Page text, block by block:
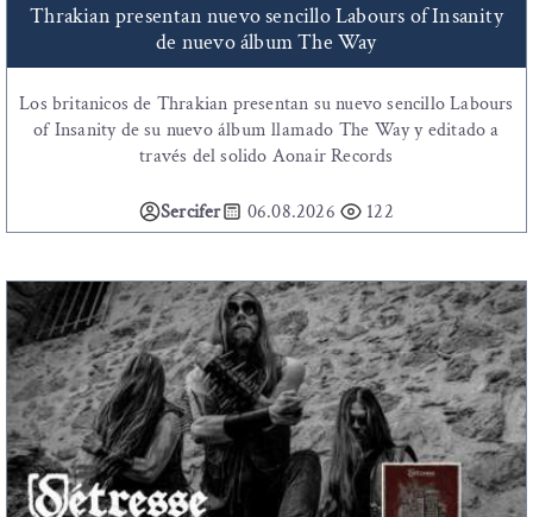
Thrakian presentan nuevo sencillo Labours of Insanity
de nuevo álbum The Way
Los britanicos de Thrakian presentan su nuevo sencillo Labours
of Insanity de su nuevo álbum llamado The Way y editado a
través del solido Aonair Records
Sercifer 06.08.2026 122